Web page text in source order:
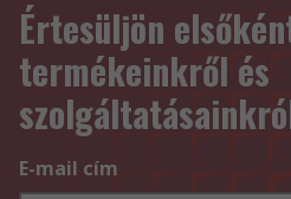
Értesüljön
termékeinkről és
E-mail cím